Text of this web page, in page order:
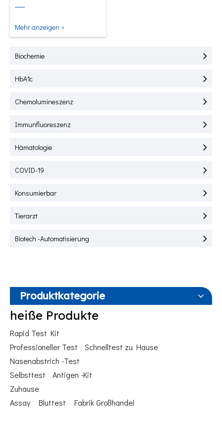
Schnelltest von HbA1C, CRP,
Mehr anzeigen >
Biochemie
HbA1c
Chemolumineszenz
Immunfluoreszenz
Hämatologie
COVID-19
Konsumierbar
Tierarzt
Biotech -Automatisierung
Produktkategorie
heiße Produkte
Rapid Test Kit
Professioneller Test
Schnelltest zu Hause
Nasenabstrich -Test
Selbsttest
Antigen -Kit
Zuhause
Assay
Bluttest Fabrik Großhandel